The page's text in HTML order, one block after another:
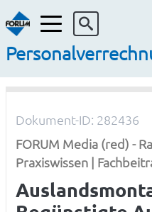
Menü
Dokument-ID: 282436
FORUM Media (red) -
Praxiswissen |